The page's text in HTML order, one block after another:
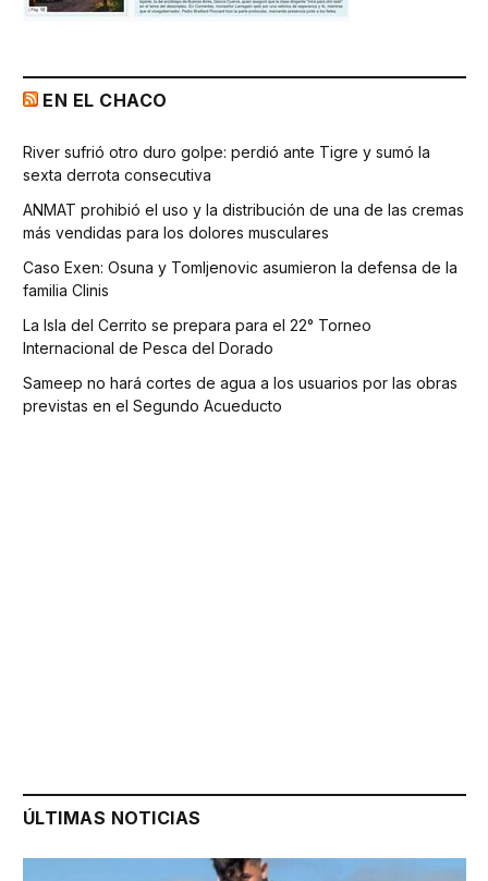
EN EL CHACO
River sufrió otro duro golpe: perdió ante Tigre y sumó la
sexta derrota consecutiva
ANMAT prohibió el uso y la distribución de una de las cremas
más vendidas para los dolores musculares
Caso Exen: Osuna y Tomljenovic asumieron la defensa de la
familia Clinis
La Isla del Cerrito se prepara para el 22° Torneo
Internacional de Pesca del Dorado
Sameep no hará cortes de agua a los usuarios por las obras
previstas en el Segundo Acueducto
ÚLTIMAS NOTICIAS